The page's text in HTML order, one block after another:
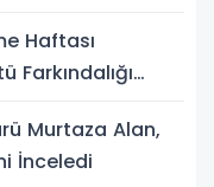
Haftası
Farkındalığı
Murtaza Alan,
İnceledi